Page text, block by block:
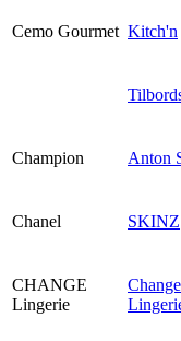
Cemo Gourmet Kitch'n
Champion Anton
Chanel SKINZ
CHANGE
Lingerie
Change